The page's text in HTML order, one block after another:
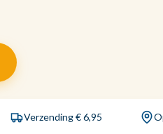
Verzending € 6,95